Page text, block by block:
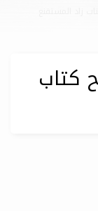
كتاب